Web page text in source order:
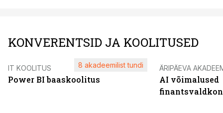
KONVERENTSID JA KOOLITUSED
IT KOOLITUS
Power BI baaskoolitus
8 akadeemilist tundi ÄRIPÄEVA
AI võimalused